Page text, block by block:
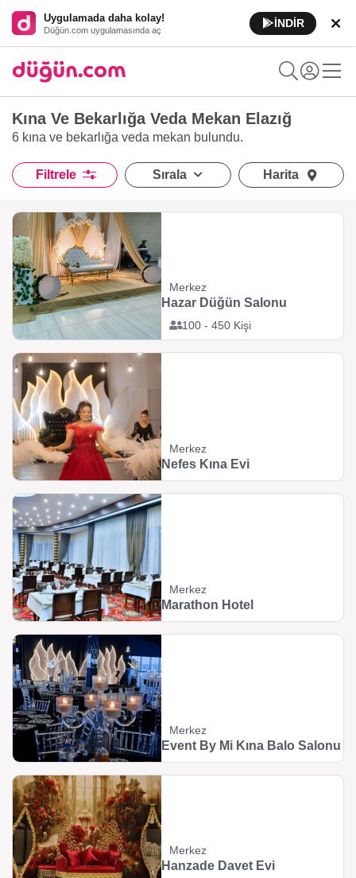
Uygulamada daha kolay!
Düğün.com uygulamasında aç
İNDİR
Kına Ve Bekarlığa Veda Mekan Elazığ
6 kına ve bekarlığa veda mekan bulundu.
Filtrele Sırala Harita
Merkez
100 - 450 Kişi
Hazar Düğün Salonu
Merkez
Nefes Kına Evi
Merkez
Marathon Hotel
Merkez
Event By Mi Kına Balo Salonu
Merkez
Hanzade Davet Evi